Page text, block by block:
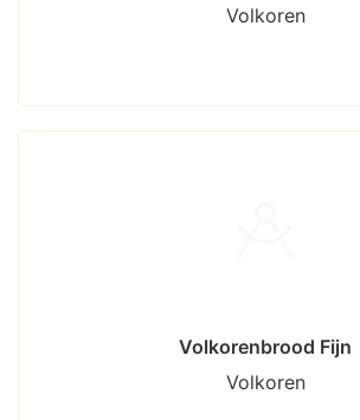
Volkoren
Volkorenbrood Fijn
Volkoren